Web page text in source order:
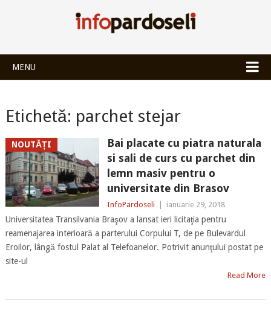
MENU
Etichetă: parchet stejar
NOUTĂȚI
Bai placate cu piatra naturala
si sali de curs cu parchet din
lemn masiv pentru o
universitate din Brasov
InfoPardoseli ianuarie 29, 2018
Universitatea Transilvania Braşov a lansat ieri licitaţia pentru
reamenajarea interioară a parterului Corpului T, de pe Bulevardul
Eroilor, lângă fostul Palat al Telefoanelor. Potrivit anunţului postat pe
site-ul
Read More